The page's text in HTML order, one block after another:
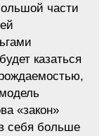
части
казаться
«закон»
себя больше